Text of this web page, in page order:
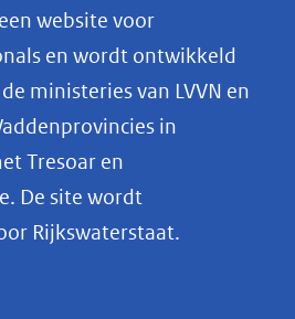
website voor
en wordt ontwikkeld
ministeries van LVVN en
in
Tresoar en
De site wordt
Rijkswaterstaat.